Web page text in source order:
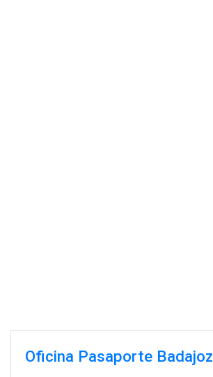
Oficina Pasaporte Badajoz